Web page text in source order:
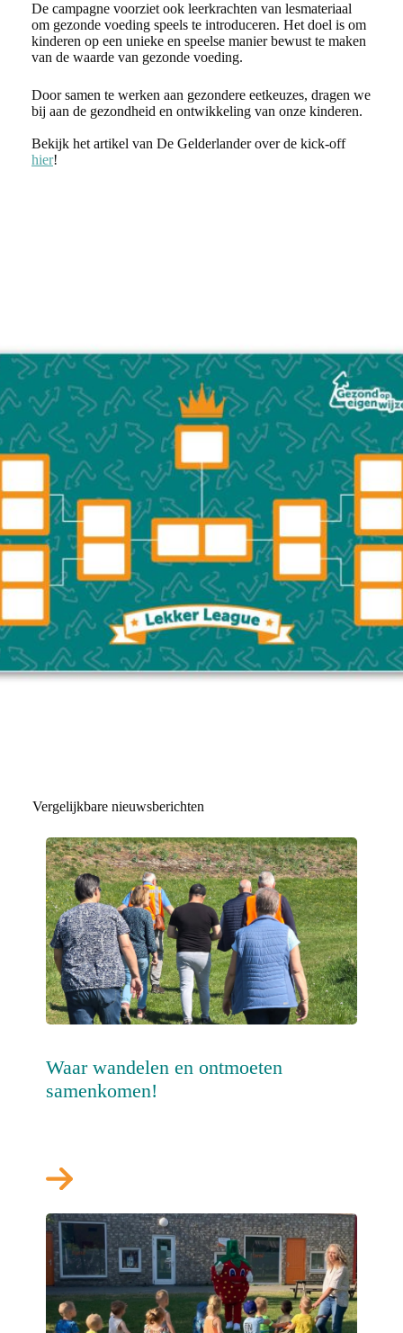
De campagne voorziet ook leerkrachten van lesmateriaal
om gezonde voeding speels te introduceren. Het doel is om
kinderen op een unieke en speelse manier bewust te maken
van de waarde van gezonde voeding.
Door samen te werken aan gezondere eetkeuzes, dragen we
bij aan de gezondheid en ontwikkeling van onze kinderen.
Bekijk het artikel van De Gelderlander over de kick-off
hier!
Vergelijkbare nieuwsberichten
Waar wandelen en ontmoeten
samenkomen!